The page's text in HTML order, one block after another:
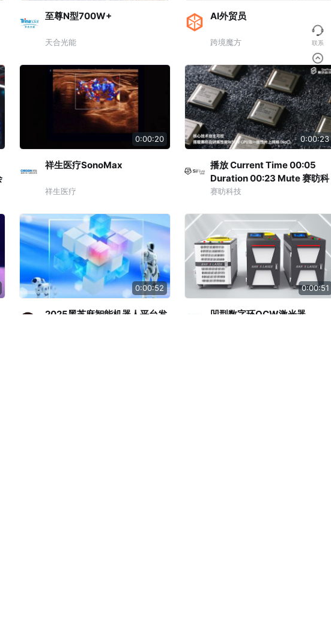
联系
顶部
至尊N型700W+
天合光能
AI外贸员
跨境魔方
0:00:20
祥生医疗SonoMax
祥生医疗
0:00:23
播放 Current Time 00:05
Duration 00:23 Mute 赛昉科
技全新推出基于 RISC-V 架构
赛昉科技
0:00:52
2025黑芝麻智能机器人平台发
0:00:51
凹型数字环QCW激光器